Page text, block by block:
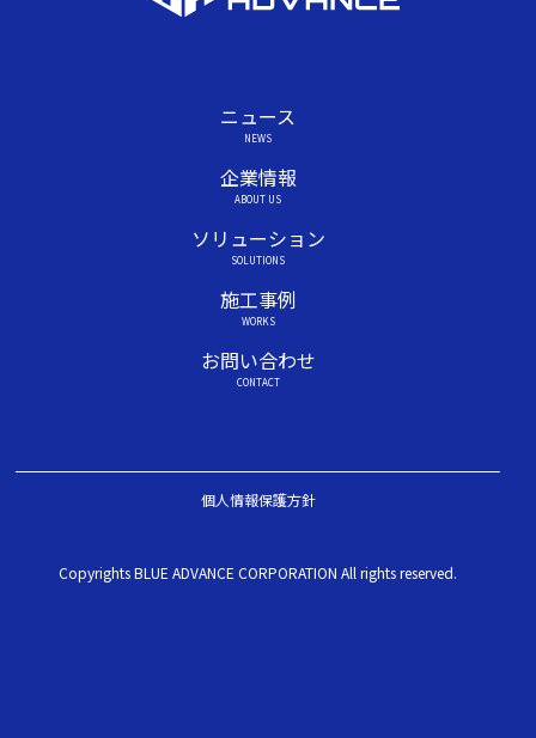
ニュース
NEWS
企業情報
ABOUT US
ソリューション
SOLUTIONS
施工事例
WORKS
お問い合わせ
CONTACT
個人情報保護方針
Copyrights BLUE ADVANCE CORPORATION All rights reserved.